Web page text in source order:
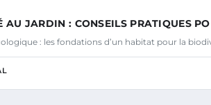
AU JARDIN : CONSEILS PRATIQUES
: les fondations d’un habitat pour la